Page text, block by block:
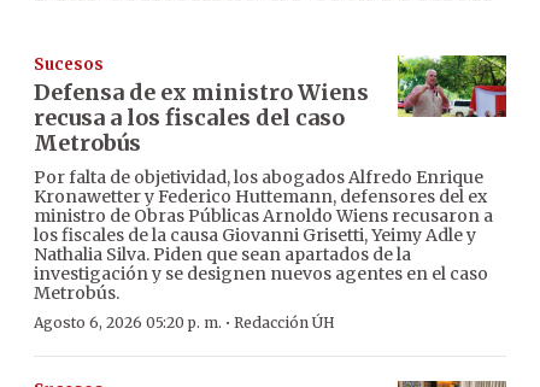
Sucesos
Defensa de ex ministro Wiens
recusa a los fiscales del caso
Metrobús
Por falta de objetividad, los abogados Alfredo Enrique
Kronawetter y Federico Huttemann, defensores del ex
ministro de Obras Públicas Arnoldo Wiens recusaron a
los fiscales de la causa Giovanni Grisetti, Yeimy Adle y
Nathalia Silva. Piden que sean apartados de la
investigación y se designen nuevos agentes en el caso
Metrobús.
Agosto 6, 2026 05:20 p. m. · Redacción ÚH